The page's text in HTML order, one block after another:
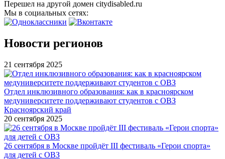
Перешел на другой домен citydisabled.ru
Мы в социальных сетях:
Новости регионов
21 сентября 2025
Отдел инклюзивного образования: как в красноярском
медуниверситете поддерживают студентов с ОВЗ
Красноярский край
20 сентября 2025
26 сентября в Москве пройдёт III фестиваль «Герои спорта»
для детей с ОВЗ